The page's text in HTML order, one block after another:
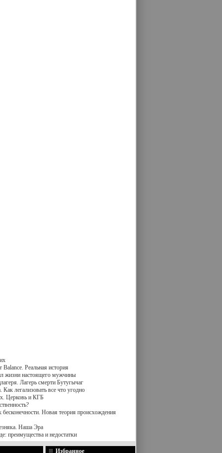
Balance. Реальная история
жизни настоящего мужчины
Лагерь смерти Бутугычаг
легализовать все что угодно
Церковь и КГБ
бесконечности. Новая теория происхождения
Наша Эра
преимущества и недостатки
Избранное